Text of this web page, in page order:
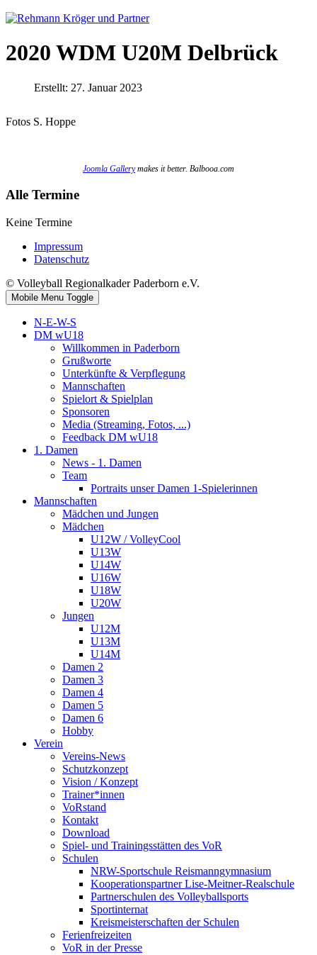
2020 WDM U20M Delbrück
Erstellt: 27. Januar 2023
Fotos S. Hoppe
Joomla Gallerymakes it better. Balbooa.com
Alle Termine
Keine Termine
Impressum
Datenschutz
© Volleyball Regionalkader Paderborn e.V.
Mobile Menu Toggle
N-E-W-S
DM wU18
Willkommen in Paderborn
Grußworte
Unterkünfte & Verpflegung
Mannschaften
Spielort & Spielplan
Sponsoren
Media (Streaming, Fotos, ...)
Feedback DM wU18
1. Damen
News - 1. Damen
Team
Portraits unser Damen 1-Spielerinnen
Mannschaften
Mädchen und Jungen
Mädchen
U12W / VolleyCool
U13W
U14W
U16W
U18W
U20W
Jungen
U12M
U13M
U14M
Damen 2
Damen 3
Damen 4
Damen 5
Damen 6
Hobby
Verein
Vereins-News
Schutzkonzept
Vision / Konzept
Trainer*innen
VoRstand
Kontakt
Download
Spiel- und Trainingsstätten des VoR
Schulen
NRW-Sportschule Reismanngymnasium
Kooperationspartner Lise-Meitner-Realschule
Partnerschulen des Volleyballsports
Sportinternat
Kreismeisterschaften der Schulen
Ferienfreizeiten
VoR in der Presse